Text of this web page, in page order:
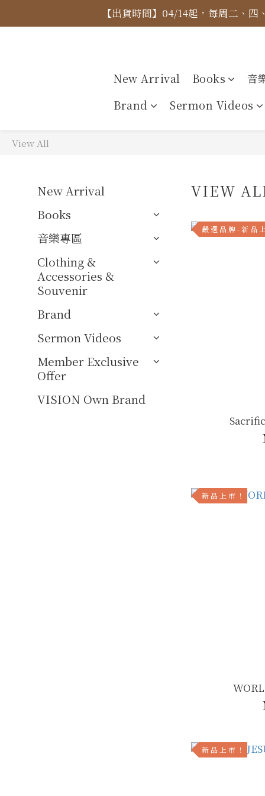
【價格
【出貨時間】04/14起，每周二、
【價
New Arrival Books 音
Brand
Sermon Videos
View All
New Arrival
Books
音樂專區
Clothing &
Accessories &
Souvenir
Brand
Sermon Videos
Member Exclusive
Offer
VISION Own Brand
VIEW
嚴 選 品 牌 - 新 品
新 品 上 市 ！
新 品 上 市 ！